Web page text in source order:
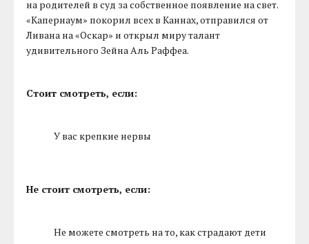
на родителей в суд за собственное появление на свет.
«Капернаум» покорил всех в Каннах, отправился от
Ливана на «Оскар» и открыл миру талант
удивительного Зейна Аль Раффеа.
Стоит смотреть, если:
У вас крепкие нервы
Не стоит смотреть, если:
Не можете смотреть на то, как страдают дети